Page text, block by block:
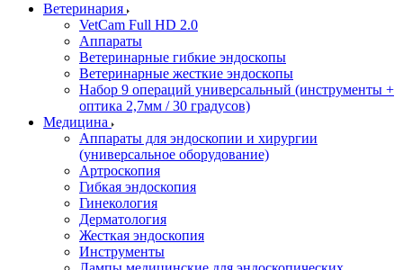
Ветеринария
VetCam Full HD 2.0
Аппараты
Ветеринарные гибкие эндоскопы
Ветеринарные жесткие эндоскопы
Набор 9 операций универсальный (инструменты +
оптика 2,7мм / 30 градусов)
Медицина
Аппараты для эндоскопии и хирургии
(универсальное оборудование)
Артроскопия
Гибкая эндоскопия
Гинекология
Дерматология
Жесткая эндоскопия
Инструменты